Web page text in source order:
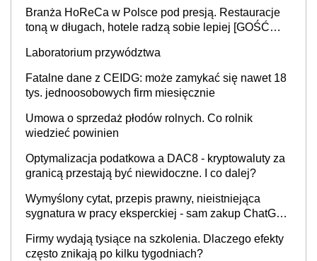
Branża HoReCa w Polsce pod presją. Restauracje
toną w długach, hotele radzą sobie lepiej [GOŚĆ
Laboratorium przywództwa
Fatalne dane z CEIDG: może zamykać się nawet 18
tys. jednoosobowych firm miesięcznie
Umowa o sprzedaż płodów rolnych. Co rolnik
wiedzieć powinien
Optymalizacja podatkowa a DAC8 - kryptowaluty za
granicą przestają być niewidoczne. I co dalej?
Wymyślony cytat, przepis prawny, nieistniejąca
sygnatura w pracy eksperckiej - sam zakup ChatGPT
Firmy wydają tysiące na szkolenia. Dlaczego efekty
często znikają po kilku tygodniach?